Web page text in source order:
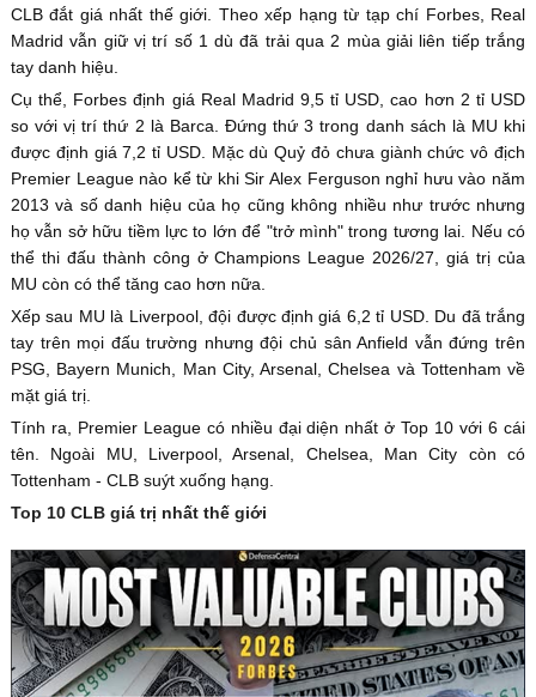
CLB đắt giá nhất thế giới. Theo xếp hạng từ tạp chí Forbes, Real
Madrid vẫn giữ vị trí số 1 dù đã trải qua 2 mùa giải liên tiếp trắng
tay danh hiệu.
Cụ thể, Forbes định giá Real Madrid 9,5 tỉ USD, cao hơn 2 tỉ USD
so với vị trí thứ 2 là Barca. Đứng thứ 3 trong danh sách là MU khi
được định giá 7,2 tỉ USD. Mặc dù Quỷ đỏ chưa giành chức vô địch
Premier League nào kể từ khi Sir Alex Ferguson nghỉ hưu vào năm
2013 và số danh hiệu của họ cũng không nhiều như trước nhưng
họ vẫn sở hữu tiềm lực to lớn để "trở mình" trong tương lai. Nếu có
thể thi đấu thành công ở Champions League 2026/27, giá trị của
MU còn có thể tăng cao hơn nữa.
Xếp sau MU là Liverpool, đội được định giá 6,2 tỉ USD. Du đã trắng
tay trên mọi đấu trường nhưng đội chủ sân Anfield vẫn đứng trên
PSG, Bayern Munich, Man City, Arsenal, Chelsea và Tottenham về
mặt giá trị.
Tính ra, Premier League có nhiều đại diện nhất ở Top 10 với 6 cái
tên. Ngoài MU, Liverpool, Arsenal, Chelsea, Man City còn có
Tottenham - CLB suýt xuống hạng.
Top 10 CLB giá trị nhất thế giới